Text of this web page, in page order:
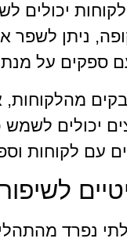
יכולים
ניתן לשפר
ספקים על מנת
יכולים
עם לקוחות